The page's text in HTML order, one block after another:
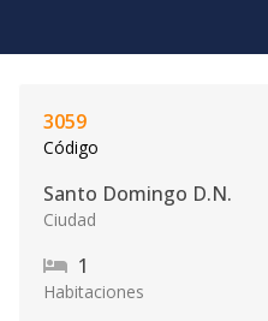
3059
Código
Santo Domingo D.N.
Ciudad
1
Habitaciones